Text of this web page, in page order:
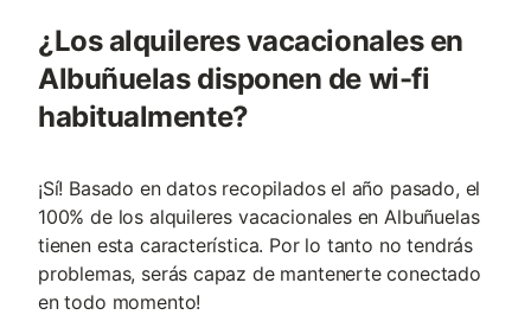
¿Los alquileres vacacionales en
Albuñuelas disponen de wi-fi
habitualmente?
¡Sí! Basado en datos recopilados el año pasado, el
100% de los alquileres vacacionales en Albuñuelas
tienen esta característica. Por lo tanto no tendrás
problemas, serás capaz de mantenerte conectado
en todo momento!